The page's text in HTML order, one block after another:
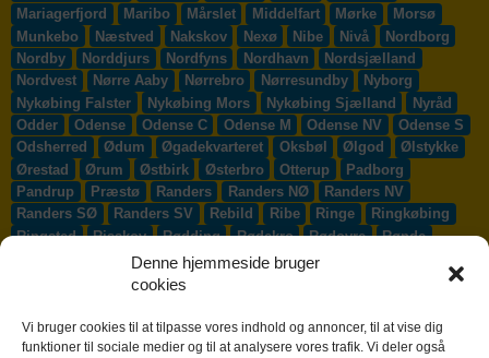
Denne hjemmeside bruger
cookies
Vi bruger cookies til at tilpasse vores indhold og annoncer, til at vise dig
funktioner til sociale medier og til at analysere vores trafik. Vi deler også
Mariagerfjord
Maribo Mårslet Middelfart Mørke
Morsø
Munkebo
Næstved Nakskov Nexø Nibe Nivå
Nordborg
Nordby
Norddjurs Nordfyns Nordhavn
Nordsjælland
Nordvest
Nørre Aaby Nørrebro Nørresundby
Nyborg
Nykøbing Falster
Nykøbing Mors Nykøbing Sjælland
Nyråd
Odder
Odense Odense C Odense M Odense NV
Odense S
Odsherred
Ødum Øgadekvarteret Oksbøl Ølgod
Ølstykke
Ørestad
Ørum Østbirk Østerbro Otterup
Padborg
Pandrup
Præstø Randers Randers NØ
Randers NV
Randers SØ
Randers SV Rebild Ribe Ringe
Ringkøbing
Ringsted
Risskov Rødding Rødekro Rødovre
Rønde
Rønnede Roskilde Rudersdal
Rudkøbing
Ry Ryomgård
Skælskør
Skærbæk Skævinge Skagen
Skalborg
Skanderborg
Skibby Skibet Skive Skjern
Skørping